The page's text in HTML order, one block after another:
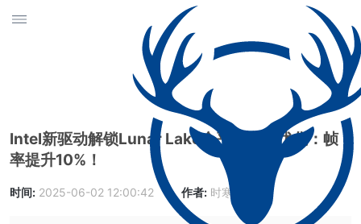
Intel新驱动解锁Lunar Lake全平台电源优化：帧
率提升10%！
时间: 2025-06-02 12:00:42 作者: 时寒峰